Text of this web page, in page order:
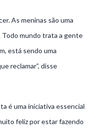
As meninas são uma
Todo mundo trata a gente
está sendo uma
reclamar”, disse
é uma iniciativa essencial
feliz por estar fazendo